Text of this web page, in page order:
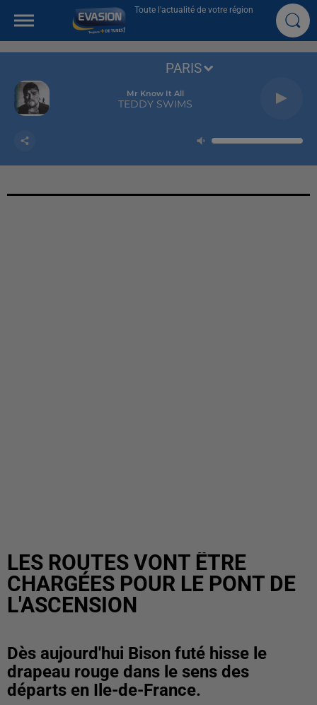
Toute l'actualité de votre région
Mr Know It All
TEDDY SWIMS
PARIS
LES ROUTES VONT ÊTRE
CHARGÉES POUR LE PONT DE
L'ASCENSION
Dès aujourd'hui Bison futé hisse le
drapeau rouge dans le sens des
départs en Ile-de-France.